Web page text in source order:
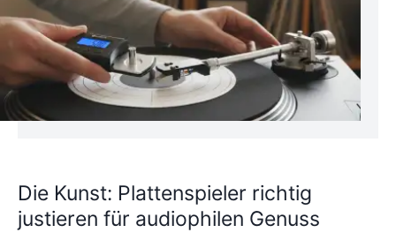
Die Kunst: Plattenspieler richtig
justieren für audiophilen Genuss